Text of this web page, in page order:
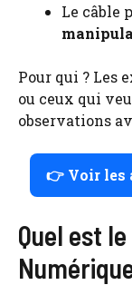
Le câble
Pour qui ? Les
ou ceux qui
observations
👉 Voir les
Quel est